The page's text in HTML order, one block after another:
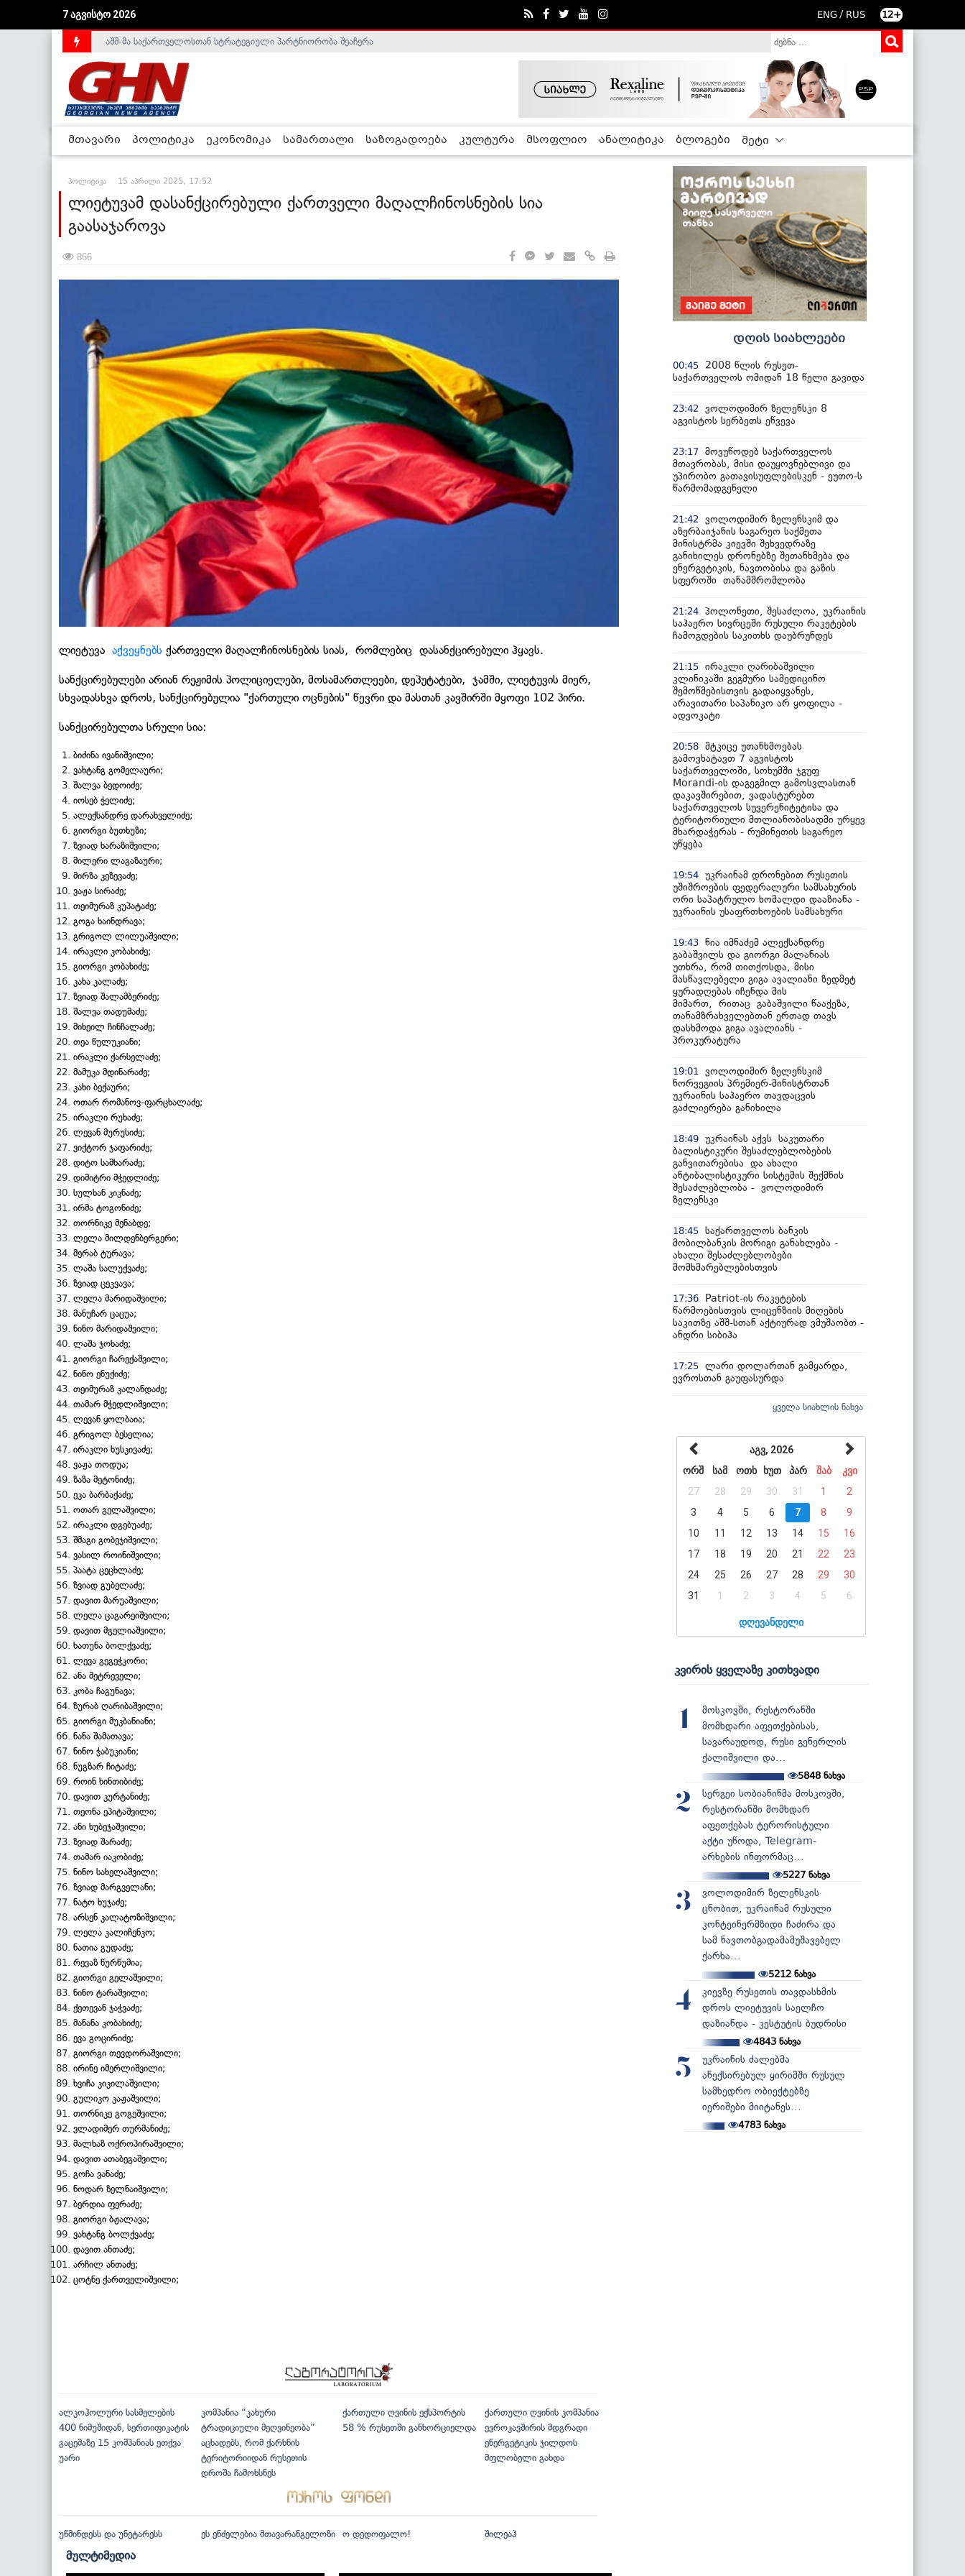
7 აგვისტო 2026 ENG / RUS 12+
საქართველოს დე-ფაქტო მთავრობა არალეგიტიმურია - ჰელსინკის კომისია
მთავარი პოლიტიკა ეკონომიკა სამართალი საზოგადოება კულტურა მსოფლიო ანალიტიკა ბლოგები მეტი
პოლიტიკა 15 აპრილი 2025, 17:52
ლიეტუვამ დასანქცირებული ქართველი მაღალჩინოსნების სია
გაასაჯაროვა
866
ლიეტუვა აქვეყნებს ქართველი მაღალჩინოსნების სიას, რომლებიც დასანქცირებული ჰყავს.
სანქცირებულები არიან რეჟიმის პოლიციელები, მოსამართლეები, დეპუტატები, ჯამში, ლიეტუვის მიერ,
სხვადასხვა დროს, სანქცირებულია "ქართული ოცნების" წევრი და მასთან კავშირში მყოფი 102 პირი.
სანქცირებულთა სრული სია:
ბიძინა ივანიშვილი;
ვახტანგ გომელაური;
შალვა ბედოიძე;
იოსებ ჭელიძე;
ალექსანდრე დარახველიძე;
გიორგი ბუთხუზი;
ზვიად ხარაზიშვილი;
მილერი ლაგაზაური;
მირზა კეზევაძე;
ვაჟა სირაძე;
თეიმურაზ კუპატაძე;
გოგა ხაინდრავა;
გრიგოლ ლილუაშვილი;
ირაკლი კობახიძე;
გიორგი კობახიძე;
კახა კალაძე;
ზვიად შალამბერიძე;
შალვა თადუმაძე;
მიხეილ ჩინჩალაძე;
თეა წულუკიანი;
ირაკლი ქარსელაძე;
მამუკა მდინარაძე;
კახი ბექაური;
ოთარ რომანოვ-ფარცხალაძე;
ირაკლი რუხაძე;
ლევან მურუსიძე;
ვიქტორ ჯაფარიძე;
დიტო სამხარაძე;
დიმიტრი მჭედლიძე;
სულხან კიკნაძე;
ირმა ტოგონიძე;
თორნიკე მენაბდე;
ლელა მილდენბერგერი;
მერაბ ტურავა;
ლაშა სალუქვაძე;
ზვიად ცეკვავა;
ლელა მარიდაშვილი;
მანუჩარ ცაცუა;
ნინო მარიდაშვილი;
ლაშა ჯოხაძე;
გიორგი ჩარექაშვილი;
ნინო ენუქიძე;
თეიმურაზ კალანდაძე;
თამარ მჭედლიშვილი;
ლევან ყოლბაია;
გრიგოლ ბესელია;
ირაკლი ხუსკივაძე;
ვაჟა თოდუა;
ზაზა მეტონიძე;
ეკა ბარბაქაძე;
ოთარ გელაშვილი;
ირაკლი დგებუაძე;
შმაგი გობეჯიშვილი;
ვასილ როინიშვილი;
პაატა ცეცხლაძე;
ზვიად გუბელაძე;
დავით მარუაშვილი;
ლელა ცაგარეიშვილი;
დავით მგელიაშვილი;
ხათუნა ბოლქვაძე;
ლევა გეგეჭკორი;
ანა მეტრეველი;
კობა ჩაგუნავა;
ზურაბ ღარიბაშვილი;
გიორგი მუკბანიანი;
ნანა შამათავა;
ნინო ჭაბუკიანი;
ნუგზარ ჩიტაძე;
როინ ხინთიბიძე;
დავით კურტანიძე;
თეონა ეპიტაშვილი;
ანი ხუბეჯაშვილი;
ზვიად შარაძე;
თამარ იაკობიძე;
ნინო სახელაშვილი;
ზვიად მარგველანი;
ნატო ხუჯაძე;
არსენ კალატოზიშვილი;
ლელა კალიჩენკო;
ნათია გუდაძე;
რევაზ წურწუმია;
გიორგი გელაშვილი;
ნინო ტარაშვილი;
ქეთევან ჯაჭვაძე;
მანანა კობახიძე;
ევა გოცირიძე;
გიორგი თევდორაშვილი;
ირინე იმერლიშვილი;
ხვიჩა კიკილაშვილი;
გულიკო კაჟაშვილი;
თორნიკე გოგეშვილი;
ვლადიმერ თურმანიძე;
მალხაზ ოქროპირაშვილი;
დავით ათაბეგაშვილი;
გოჩა ვანაძე;
ნოდარ ზელნაიშვილი;
ბერდია ფერაძე;
გიორგი ბჟალავა;
ვახტანგ ბოლქვაძე;
დავით ანთაძე;
არჩილ ანთაძე;
ცოტნე ქართველიშვილი;
ალკოჰოლური სასმელების
400 ნიმუშიდან, სერთიფიკატის
გაცემაზე 15 კომპანიას ეთქვა
უარი
კომპანია “კახური
ტრადიციული მეღვინეობა”
აცხადებს, რომ ქარხნის
ტერიტორიიდან რუსეთის
დროშა ჩამოხსნეს
ქართული ღვინის ექსპორტის
58 % რუსეთში განხორციელდა
ქართული ღვინის კომპანია
ევროკავშირის მდგრადი
ენერგეტიკის ჯილდოს
მფლობელი გახდა
უწმინდესს და უნეტარესს ეს ენძელებია მთავარანგელოზი ო დედოფალო! შილეაჰ
მულტიმედია
დღის სიახლეები
00:45
2008 წლის რუსეთ-
საქართველოს ომიდან 18 წელი გავიდა
23:42
ვოლოდიმირ ზელენსკი 8
აგვისტოს სერბეთს ეწვევა
23:17 მოვუწოდებ საქართველოს
მთავრობას, მისი დაუყოვნებლივი და
უპირობო გათავისუფლებისკენ - ეუთო-ს
წარმომადგენელი
21:42
ვოლოდიმირ ზელენსკიმ და
აზერბაიჯანის საგარეო საქმეთა
მინისტრმა კიევში შეხვედრაზე
განიხილეს დრონებზე შეთანხმება და
ენერგეტიკის, ნავთობისა და გაზის
სფეროში თანამშრომლობა
21:24 პოლონეთი, შესაძლოა, უკრაინის
საჰაერო სივრცეში რუსული რაკეტების
ჩამოგდების საკითხს დაუბრუნდეს
21:15 ირაკლი ღარიბაშვილი
კლინიკაში გეგმური სამედიცინო
შემოწმებისთვის გადაიყვანეს,
არავითარი საპანიკო არ ყოფილა -
ადვოკატი
20:58 მტკიცე უთანხმოებას
გამოვხატავთ 7 აგვისტოს
საქართველოში, სოხუმში ჯგუფ
Morandi-ის დაგეგმილ გამოსვლასთან
დაკავშირებით, ვადასტურებთ
საქართველოს სუვერენიტეტისა და
ტერიტორიული მთლიანობისადმი ურყევ
მხარდაჭერას - რუმინეთის საგარეო
უწყება
19:54 უკრაინამ დრონებით რუსეთის
უშიშროების ფედერალური სამსახურის
ორი საპატრულო ხომალდი დააზიანა -
უკრაინის უსაფრთხოების სამსახური
19:43 ნია იმნაძემ ალექსანდრე
გაბაშვილს და გიორგი მალანიას
უთხრა, რომ თითქოსდა, მისი
მასწავლებელი გიგა ავალიანი ზედმეტ
ყურადღებას იჩენდა მის
მიმართ, რითაც გაბაშვილი წააქეზა,
თანამზრახველებთან ერთად თავს
დასხმოდა გიგა ავალიანს -
პროკურატურა
19:01
ვოლოდიმირ ზელენსკიმ
ნორვეგიის პრემიერ-მინისტრთან
უკრაინის საჰაერო თავდაცვის
გაძლიერება განიხილა
18:49 უკრაინას აქვს საკუთარი
ბალისტიკური შესაძლებლობების
განვითარებისა და ახალი
ანტიბალისტიკური სისტემის შექმნის
შესაძლებლობა - ვოლოდიმირ
ზელენსკი
18:45 საქართველოს ბანკის
მობილბანკის მორიგი განახლება -
ახალი შესაძლებლობები
მომხმარებლებისთვის
17:36
Patriot-ის რაკეტების
წარმოებისთვის ლიცენზიის მიღების
საკითზე აშშ-სთან აქტიურად ვმუშაობთ -
ანდრი სიბიჰა
17:25 ლარი დოლართან გამყარდა,
ევროსთან გაუფასურდა
ყველა სიახლის ნახვა
აგვ, 2026
ორშ
სამ ოთხ ხუთ პარ შაბ
კვი
27
28 29 30 31 1
2
3
4 5 6 7 8
9
10
11 12 13 14 15
16
17
18 19 20 21 22
23
24
25 26 27 28 29
30
31
1 2 3 4 5 6
დღევანდელი
კვირის ყველაზე კითხვადი
1
მოსკოვში, რესტორანში
მომხდარი აფეთქებისას,
სავარაუდოდ, რუსი გენერლის
ქალიშვილი და...
5848 ნახვა
2
სერგეი სობიანინმა მოსკოვში,
რესტორანში მომხდარ
აფეთქებას ტერორისტული
აქტი უწოდა, Telegram-
არხების ინფორმაც...
5227 ნახვა
3
ვოლოდიმირ ზელენსკის
ცნობით, უკრაინამ რუსული
კონტეინერმზიდი ჩაძირა და
სამ ნავთობგადამამუშავებელ
ქარხა...
5212ნახვა
4
კიევზე რუსეთის თავდასხმის
დროს ლიეტუვის საელჩო
დაზიანდა - კესტუტის ბუდრისი
4843ნახვა
5
უკრაინის ძალებმა
ანექსირებულ ყირიმში რუსულ
სამხედრო ობიექტებზე
იერიშები მიიტანეს...
4783 ნახვა